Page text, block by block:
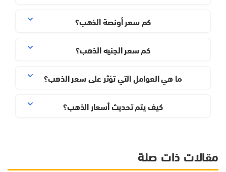
كم سعر أونصة الذهب؟
كم سعر الجنيه الذهب؟
ما هي العوامل التي تؤثر على سعر الذهب؟
كيف يتم تحديث أسعار الذهب؟
مقالات ذات صلة